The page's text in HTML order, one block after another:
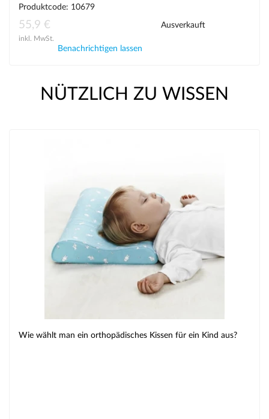
Produktcode: 10679
55,9 €
inkl. MwSt.
Ausverkauft
Benachrichtigen lassen
NÜTZLICH ZU WISSEN
Wie wählt man ein orthopädisches Kissen für ein Kind aus?